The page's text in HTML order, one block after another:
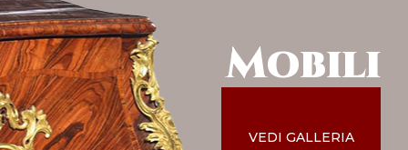
Mobili
VEDI GALLERIA